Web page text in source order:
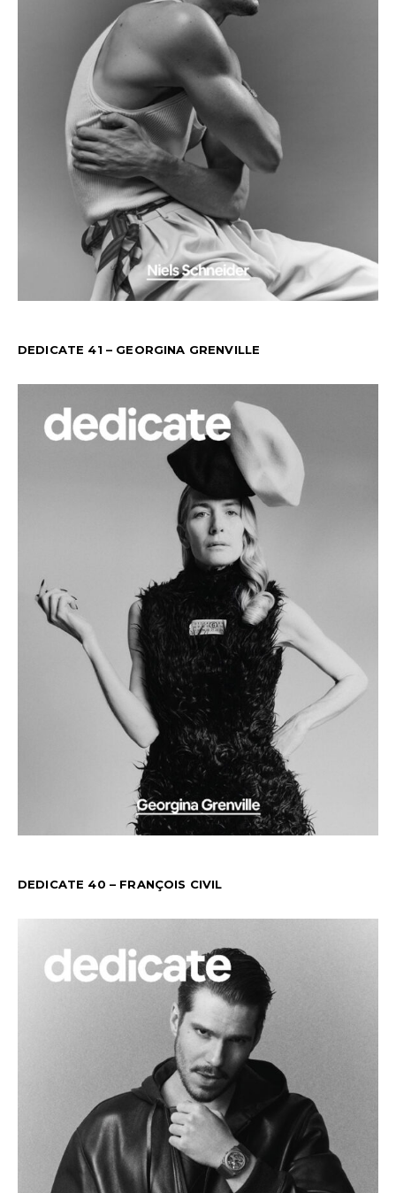
DEDICATE 41 – GEORGINA GRENVILLE
DEDICATE 40 – FRANÇOIS CIVIL